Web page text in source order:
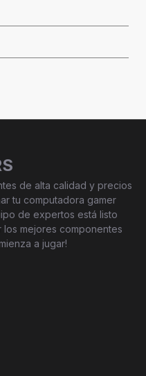
de alta calidad y precios
tu computadora gamer
de expertos está listo
mejores componentes
a jugar!